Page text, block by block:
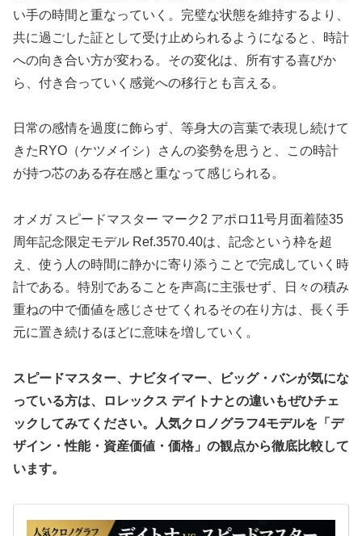
い手の時間と重なっていく。完璧な状態を維持するより、
共に過ごした証として受け止められるようになると、時計
への向き合い方が変わる。その変化は、所有する喜びか
ら、付き合っていく感覚への移行とも言える。
日常の感情を過度に飾らず、等身大の言葉で表現し続けて
きたRYO（ケツメイシ）さんの姿勢を思うと、この時計
が持つ芯のある存在感と重なって感じられる。
オメガ スピードマスター マーク2 アポロ11号月面着陸35
周年記念限定モデル Ref.3570.40は、記念という枠を超
え、使う人の時間に静かに寄り添うことで完成していく時
計である。特別であることを声高に主張せず、日々の積み
重ねの中で価値を感じさせてくれるその在り方は、長く手
元に置き続けるほどに意味を増していく。
スピードマスター、ナビタイマー、ビッグ・バンが気にな
っている方は、ロレックス デイトナとの違いもぜひチェ
ックしてみてください。人気クロノグラフ4モデルを「デ
ザイン・性能・資産価値・価格」の観点から徹底比較して
います。